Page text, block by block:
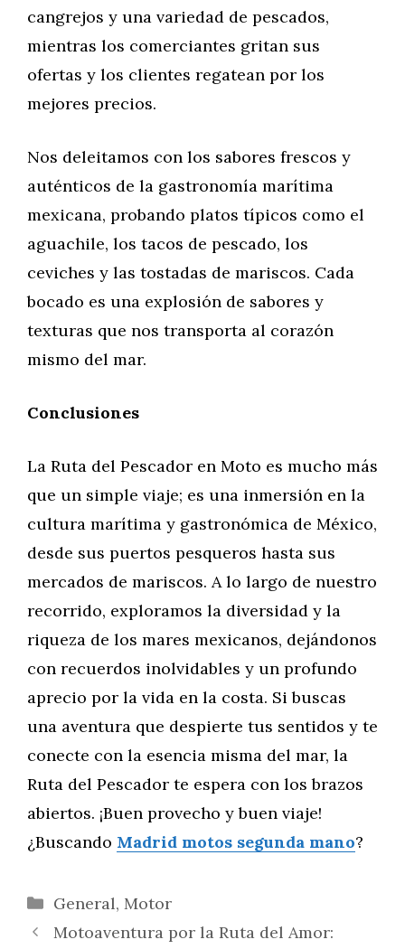
cangrejos y una variedad de pescados,
mientras los comerciantes gritan sus
ofertas y los clientes regatean por los
mejores precios.
Nos deleitamos con los sabores frescos y
auténticos de la gastronomía marítima
mexicana, probando platos típicos como el
aguachile, los tacos de pescado, los
ceviches y las tostadas de mariscos. Cada
bocado es una explosión de sabores y
texturas que nos transporta al corazón
mismo del mar.
Conclusiones
La Ruta del Pescador en Moto es mucho más
que un simple viaje; es una inmersión en la
cultura marítima y gastronómica de México,
desde sus puertos pesqueros hasta sus
mercados de mariscos. A lo largo de nuestro
recorrido, exploramos la diversidad y la
riqueza de los mares mexicanos, dejándonos
con recuerdos inolvidables y un profundo
aprecio por la vida en la costa. Si buscas
una aventura que despierte tus sentidos y te
conecte con la esencia misma del mar, la
Ruta del Pescador te espera con los brazos
abiertos. ¡Buen provecho y buen viaje!
¿Buscando Madrid motos segunda mano?
Categorías
General, Motor
Motoaventura por la Ruta del Amor: